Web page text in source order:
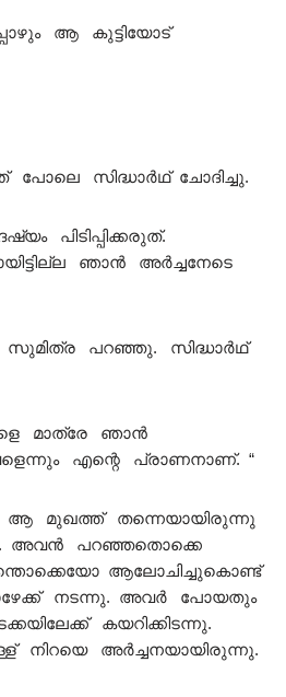
ആ കുട്ടിയോട്
പോലെ സിദ്ധാർഥ് ചോദിച്ചു.
പിടിപ്പിക്കരുത്.
ഞാൻ അർച്ചനേടെ
സുമിത്ര പറഞ്ഞു. സിദ്ധാർഥ്
മാത്രേ ഞാൻ
അവളെന്നും എന്റെ പ്രാണനാണ്. “
മുഖത്ത് തന്നെയായിരുന്നു
അവൻ പറഞ്ഞതൊക്കെ
ആലോചിച്ചുകൊണ്ട്
നടന്നു. അവർ പോയതും
കയറിക്കിടന്നു.
നിറയെ അർച്ചനയായിരുന്നു.